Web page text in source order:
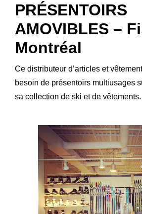
PRÉSENTOIRS
AMOVIBLES –
Montréal
Ce distributeur d’articles et
besoin de présentoirs multiusages
sa collection de ski et de vêtements.